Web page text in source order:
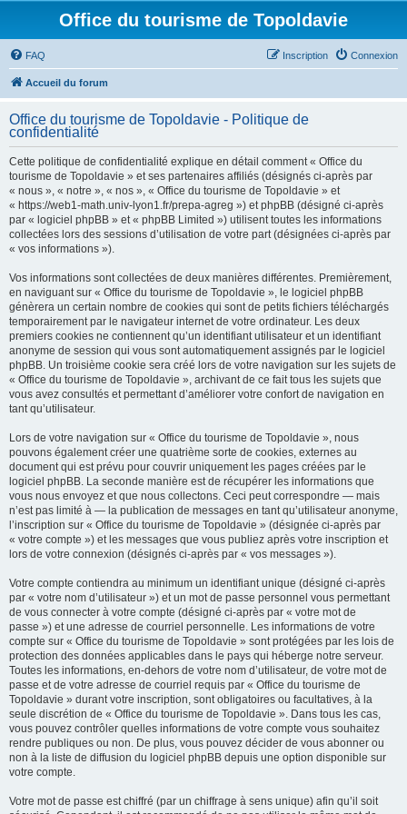
Office du tourisme de Topoldavie
FAQ Connexion
Inscription
Accueil du forum
Office du tourisme de Topoldavie - Politique de
confidentialité
Cette politique de confidentialité explique en détail comment « Office du
tourisme de Topoldavie » et ses partenaires affiliés (désignés ci-après par
« nous », « notre », « nos », « Office du tourisme de Topoldavie » et
« https://web1-math.univ-lyon1.fr/prepa-agreg ») et phpBB (désigné ci-après
par « logiciel phpBB » et « phpBB Limited ») utilisent toutes les informations
collectées lors des sessions d’utilisation de votre part (désignées ci-après par
« vos informations »).
Vos informations sont collectées de deux manières différentes. Premièrement,
en naviguant sur « Office du tourisme de Topoldavie », le logiciel phpBB
génèrera un certain nombre de cookies qui sont de petits fichiers téléchargés
temporairement par le navigateur internet de votre ordinateur. Les deux
premiers cookies ne contiennent qu’un identifiant utilisateur et un identifiant
anonyme de session qui vous sont automatiquement assignés par le logiciel
phpBB. Un troisième cookie sera créé lors de votre navigation sur les sujets de
« Office du tourisme de Topoldavie », archivant de ce fait tous les sujets que
vous avez consultés et permettant d’améliorer votre confort de navigation en
tant qu’utilisateur.
Lors de votre navigation sur « Office du tourisme de Topoldavie », nous
pouvons également créer une quatrième sorte de cookies, externes au
document qui est prévu pour couvrir uniquement les pages créées par le
logiciel phpBB. La seconde manière est de récupérer les informations que
vous nous envoyez et que nous collectons. Ceci peut correspondre — mais
n’est pas limité à — la publication de messages en tant qu’utilisateur anonyme,
l’inscription sur « Office du tourisme de Topoldavie » (désignée ci-après par
« votre compte ») et les messages que vous publiez après votre inscription et
lors de votre connexion (désignés ci-après par « vos messages »).
Votre compte contiendra au minimum un identifiant unique (désigné ci-après
par « votre nom d’utilisateur ») et un mot de passe personnel vous permettant
de vous connecter à votre compte (désigné ci-après par « votre mot de
passe ») et une adresse de courriel personnelle. Les informations de votre
compte sur « Office du tourisme de Topoldavie » sont protégées par les lois de
protection des données applicables dans le pays qui héberge notre serveur.
Toutes les informations, en-dehors de votre nom d’utilisateur, de votre mot de
passe et de votre adresse de courriel requis par « Office du tourisme de
Topoldavie » durant votre inscription, sont obligatoires ou facultatives, à la
seule discrétion de « Office du tourisme de Topoldavie ». Dans tous les cas,
vous pouvez contrôler quelles informations de votre compte vous souhaitez
rendre publiques ou non. De plus, vous pouvez décider de vous abonner ou
non à la liste de diffusion du logiciel phpBB depuis une option disponible sur
votre compte.
Votre mot de passe est chiffré (par un chiffrage à sens unique) afin qu’il soit